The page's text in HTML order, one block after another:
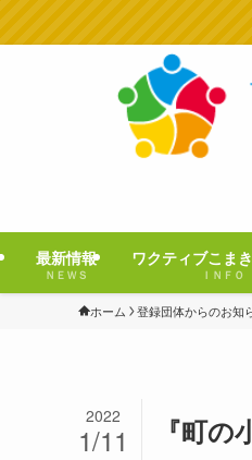
最新情報
ＮＥＷＳ
ワクティブこま
ＩＮＦＯ
ホーム 登録団体からのお知
『町
2022
1/11